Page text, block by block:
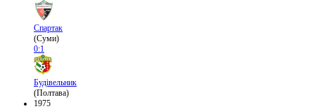
Спартак
(Суми)
0:1
Будівельник
(Полтава)
1975